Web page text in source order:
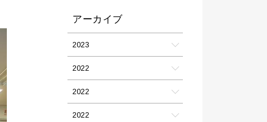
アーカイブ
2023
2022
2022
2022